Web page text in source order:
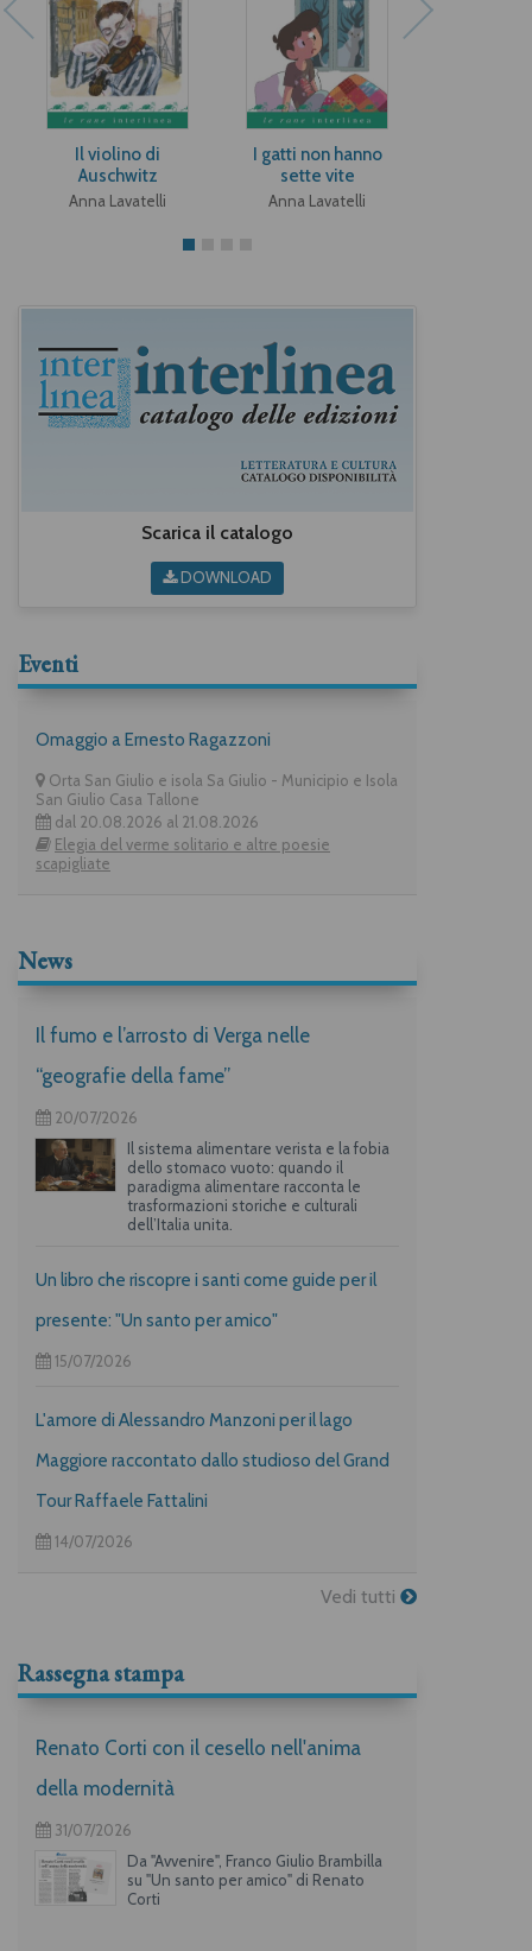
Il violino di
Auschwitz
Anna Lavatelli
I gatti non hanno
sette vite
Anna Lavatelli
Scarica il catalogo
DOWNLOAD
Eventi
Omaggio a Ernesto Ragazzoni
Orta San Giulio e isola Sa Giulio - Municipio e Isola
San Giulio Casa Tallone
dal 20.08.2026 al 21.08.2026
Elegia del verme solitario e altre poesie
scapigliate
News
Il fumo e l’arrosto di Verga nelle
“geografie della fame”
20/07/2026
Il sistema alimentare verista e la fobia
dello stomaco vuoto: quando il
paradigma alimentare racconta le
trasformazioni storiche e culturali
dell’Italia unita.
Un libro che riscopre i santi come guide per il
presente: "Un santo per amico"
15/07/2026
L'amore di Alessandro Manzoni per il lago
Maggiore raccontato dallo studioso del Grand
Tour Raffaele Fattalini
14/07/2026
Vedi tutti
Rassegna stampa
Renato Corti con il cesello nell'anima
della modernità
31/07/2026
Da "Avvenire", Franco Giulio Brambilla
su "Un santo per amico" di Renato
Corti